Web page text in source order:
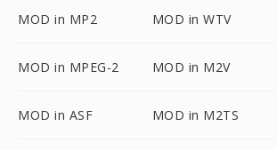
MOD in MP2 MOD in WTV
MOD in MPEG-2 MOD in M2V
MOD in ASF MOD in M2TS